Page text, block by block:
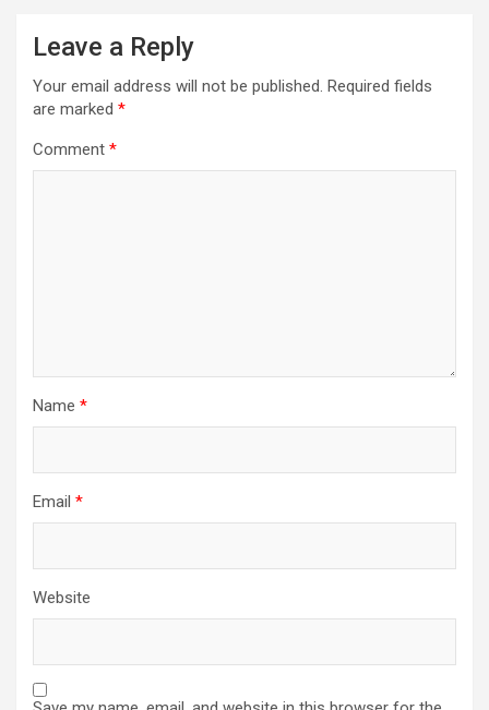
Leave a Reply
Your email address will not be published. Required fields
are marked *
Comment *
Name *
Email *
Website